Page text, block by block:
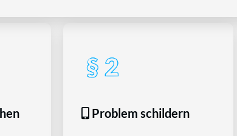
Problem schildern